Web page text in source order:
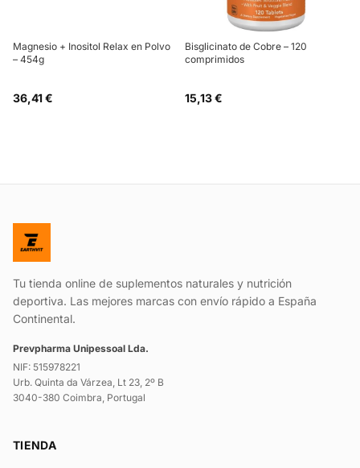
Magnesio + Inositol Relax en Polvo
– 454g
36,41 €
Bisglicinato de Cobre – 120
comprimidos
15,13 €
Tu tienda online de suplementos naturales y nutrición
deportiva. Las mejores marcas con envío rápido a España
Continental.
Prevpharma Unipessoal Lda.
NIF: 515978221
Urb. Quinta da Várzea, Lt 23, 2º B
3040-380 Coimbra, Portugal
TIENDA